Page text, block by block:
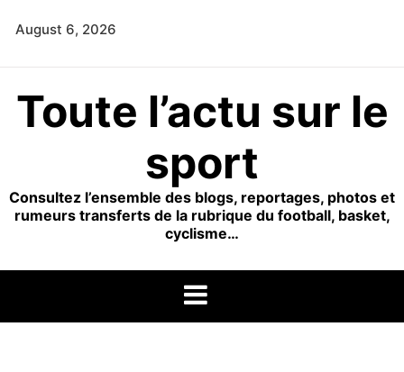
August 6, 2026
Toute l’actu sur le
sport
Consultez l’ensemble des blogs, reportages, photos et
rumeurs transferts de la rubrique du football, basket,
cyclisme…